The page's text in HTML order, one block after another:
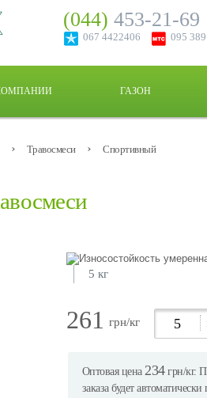
(044) 453-21-69
067 4422406 095
ГАЗОН
› Травосмеси › Спортивный
5 кг
261 грн/кг
Оптовая цена234 грн/кг.
заказа будет